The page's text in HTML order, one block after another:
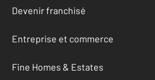
Devenir franchisé
Entreprise et commerce
Fine Homes & Estates